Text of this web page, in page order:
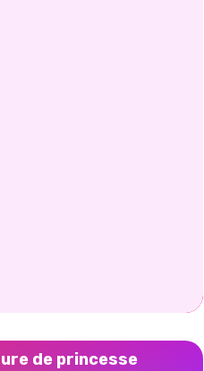
de princesse